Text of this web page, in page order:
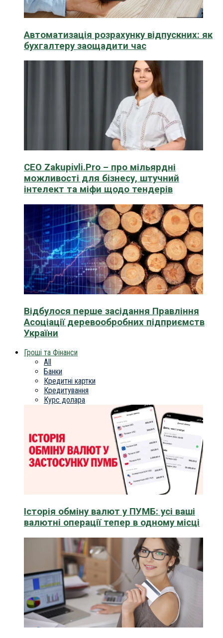
Автоматизація розрахунку відпускних: як
бухгалтеру заощадити час
CEO Zakupivli.Pro – про мільярдні
можливості для бізнесу, штучний
інтелект та міфи щодо тендерів
Відбулося перше засідання Правління
Асоціації деревообробних підприємств
України
Гроші та Фінанси
All
Банки
Кредитні картки
Кредитування
Курс долара
Історія обміну валют у ПУМБ: усі ваші
валютні операції тепер в одному місці